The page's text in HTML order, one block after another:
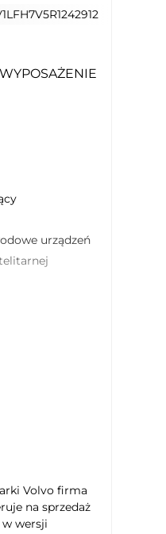
urządzeń
Up
lędźwiowego -
ustawienia
Volvo firma
na sprzedaż
w wersji